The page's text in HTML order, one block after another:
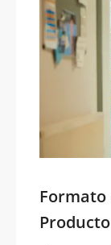
Formato